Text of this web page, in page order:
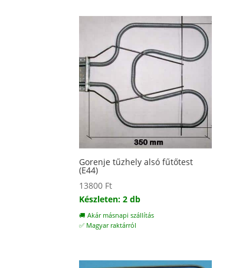
Gorenje tűzhely alsó fűtőtest
(E44)
13800 Ft
Készleten: 2 db
🚚 Akár másnapi szállítás
✅ Magyar raktárról